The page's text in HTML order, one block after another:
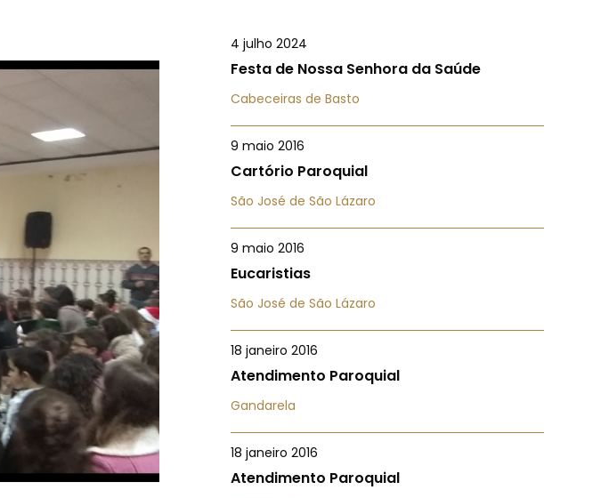
4 julho 2024
Festa de Nossa Senhora da Saúde
Cabeceiras de Basto
9 maio 2016
Cartório Paroquial
São José de São Lázaro
9 maio 2016
Eucaristias
São José de São Lázaro
18 janeiro 2016
Atendimento Paroquial
Gandarela
18 janeiro 2016
Atendimento Paroquial